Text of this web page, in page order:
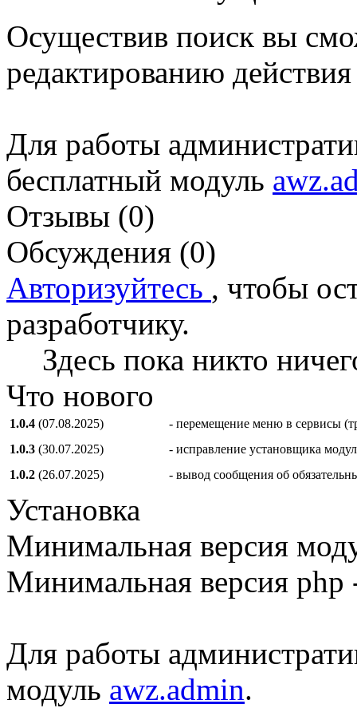
Осуществив поиск вы
редактированию
Для работы
бесплатный модуль
Отзывы (0)
Обсуждения (0)
Авторизуйтесь , чтобы
разработчику.
Здесь пока никто
Что нового
1.0.4 (07.08.2025)
- перемещение меню в сервисы
1.0.3 (30.07.2025)
- исправление установщика
1.0.2 (26.07.2025) - вывод сообщения об
Установка
Минимальная версия
Минимальная версия php
Для работы
модуль awz.admin.